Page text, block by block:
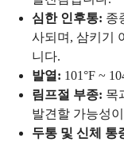
심한 인후통: 종
사되며, 삼키기
니다.
발열: 101°F ~
림프절 부종: 목
발견할 가능성
두통 및 신체 통